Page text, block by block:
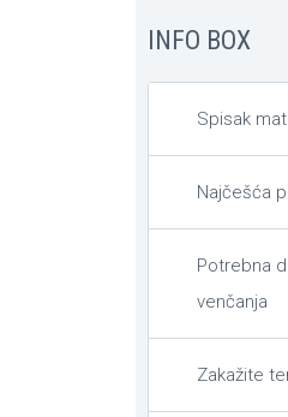
INFO BOX
Spisak
Najčešća
Potrebna
venčanja
Zakažite